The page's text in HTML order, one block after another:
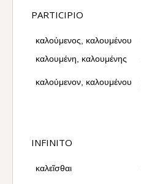
PARTICIPIO
καλούμενος, καλουμένου
καλουμένη, καλουμένης
καλούμενον, καλουμένου
INFINITO
καλεῖσθαι